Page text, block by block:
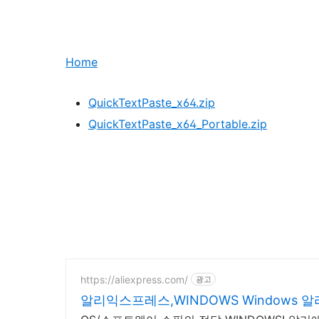
Home
QuickTextPaste_x64.zip
QuickTextPaste_x64_Portable.zip
https://aliexpress.com/ 광고
알리익스프레스,WINDOWS Windows 알